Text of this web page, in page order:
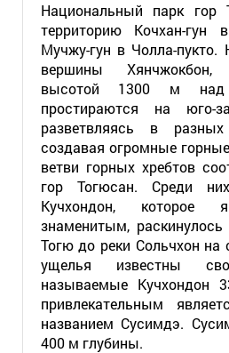
Национальный парк гор
территорию Кочхан-гун
Мучжу-гун в Чолла-пукто.
вершины
высотой 1300 м над
простираются на
разветвляясь в
создавая огромные
ветви горных хребтов
гор Тогюсан. Среди
Кучхондон, которое
знаменитым,
Тогю до реки Сольчхон на
ущелья известны
называемые Кучхондон
привлекательным
названием Сусимдэ.
400 м глубины.